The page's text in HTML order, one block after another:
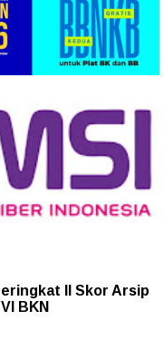
II Skor Arsip
BKN